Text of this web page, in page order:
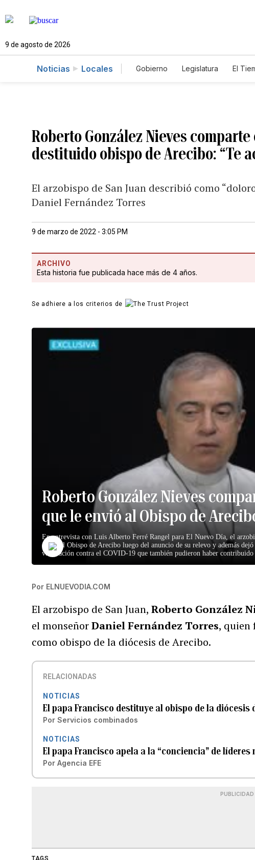
9 de agosto de 2026
Noticias Locales Gobierno Legislatura El
Roberto González Nieves
destituido obispo de Arecibo: “Te
El arzobispo de San Juan describió como
Daniel Fernández Torres
9 de marzo de 2022 - 3:05 PM
ARCHIVO
Esta historia fue publicada hace más de 4 años.
Se adhiere a los criterios de
Roberto González Nieves
que le envió al Obispo de
En entrevista con Luis Alberto Ferré Rangel para El Nuevo Día, el
envió al Obispo de Arecibo luego del anuncio de su relevo y además
vacunación contra el COVID-19 que también pudieron haber contribuido
Por ELNUEVODIA.COM
El arzobispo de San Juan,Roberto González
el monseñorDaniel Fernández Torres,
como obispo de la diócesis de Arecibo.
RELACIONADAS
NOTICIAS
El papa Francisco destituye al obispo de la diócesis
Por Servicios combinados
NOTICIAS
El papa Francisco apela a la “conciencia” de
Por Agencia EFE
PUBLICIDAD
TAGS